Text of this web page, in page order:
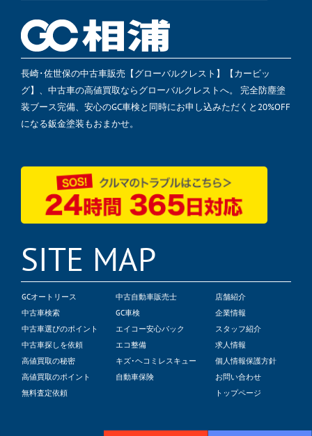
長崎･佐世保の中古車販売【グローバルクレスト】【カービッ
グ】、中古車の高値買取ならグローバルクレストへ。 完全防塵塗
装ブース完備、安心のGC車検と同時にお申し込みただくと20%OFF
になる鈑金塗装もおまかせ。
SITE MAP
GCオートリース
中古車検索
中古車選びのポイント
中古車探しを依頼
高値買取の秘密
高値買取のポイント
無料査定依頼
中古自動車販売士
GC車検
エイコー安心パック
エコ整備
キズ･ヘコミレスキュー
自動車保険
店舗紹介
企業情報
スタッフ紹介
求人情報
個人情報保護方針
お問い合わせ
トップページ